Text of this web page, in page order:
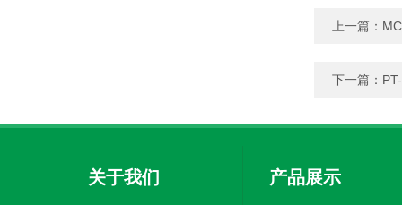
上一篇：
下一篇：
关于我们 产品展示